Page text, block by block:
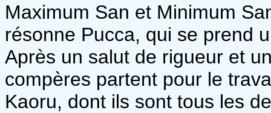
Maximum San et Minimum
résonne Pucca, qui se prend
Après un salut de rigueur et
compères partent pour le
Kaoru, dont ils sont tous les